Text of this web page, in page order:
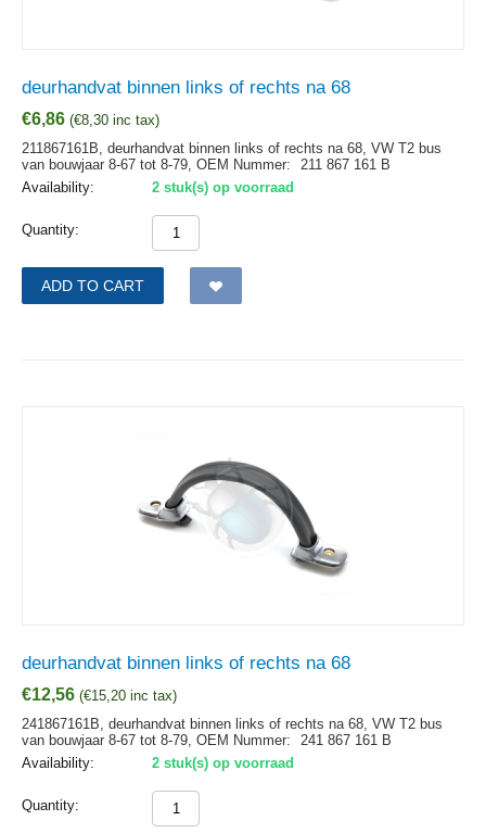
deurhandvat binnen links of rechts na 68
€6,86 (€8,30 inc tax)
211867161B, deurhandvat binnen links of rechts na 68, VW T2 bus
van bouwjaar 8-67 tot 8-79, OEM Nummer:
211 867 161 B
Availability:
2 stuk(s) op voorraad
Quantity:
ADD TO CART
deurhandvat binnen links of rechts na 68
€12,56 (€15,20 inc tax)
241867161B, deurhandvat binnen links of rechts na 68, VW T2 bus
van bouwjaar 8-67 tot 8-79, OEM Nummer:
241 867 161 B
Availability:
2 stuk(s) op voorraad
Quantity: